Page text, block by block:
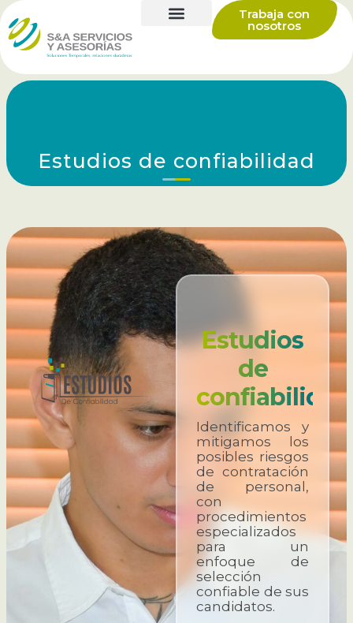
Trabaja con
nosotros
Estudios de confiabilidad
Estudios
de
confiabilidad
Identificamos y
mitigamos los
posibles riesgos
de contratación
de personal,
con
procedimientos
especializados
para un
enfoque de
selección
confiable de sus
candidatos.